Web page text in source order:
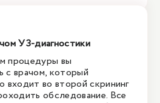
УЗ-диагностики
процедуры вы
с врачом, который
входит во второй скрининг
обследование. Все